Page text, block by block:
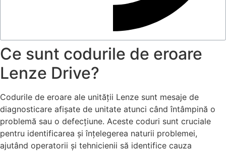
Ce sunt codurile de eroare
Lenze Drive?
Codurile de eroare ale unității Lenze sunt mesaje de
diagnosticare afișate de unitate atunci când întâmpină o
problemă sau o defecțiune. Aceste coduri sunt cruciale
pentru identificarea și înțelegerea naturii problemei,
ajutând operatorii și tehnicienii să identifice cauza